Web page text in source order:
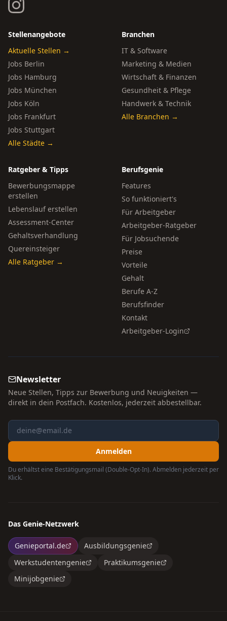
Stellenangebote
Aktuelle Stellen →
Jobs Berlin
Jobs Hamburg
Jobs München
Jobs Köln
Jobs Frankfurt
Jobs Stuttgart
Alle Städte →
Branchen
IT & Software
Marketing & Medien
Wirtschaft & Finanzen
Gesundheit & Pflege
Handwerk & Technik
Alle Branchen →
Ratgeber & Tipps
Bewerbungsmappe
erstellen
Lebenslauf erstellen
Assessment-Center
Gehaltsverhandlung
Quereinsteiger
Alle Ratgeber →
Berufsgenie
Features
So funktioniert's
Für Arbeitgeber
Arbeitgeber-Ratgeber
Für Jobsuchende
Preise
Vorteile
Gehalt
Berufe A-Z
Berufsfinder
Kontakt
Arbeitgeber-Login
Newsletter
Neue Stellen, Tipps zur Bewerbung und Neuigkeiten —
direkt in dein Postfach. Kostenlos, jederzeit abbestellbar.
Anmelden
Du erhältst eine Bestätigungsmail (Double-Opt-In). Abmelden jederzeit per
Klick.
Das Genie-Netzwerk
Genieportal.de
Ausbildungsgenie
Werkstudentengenie
Praktikumsgenie
Minijobgenie